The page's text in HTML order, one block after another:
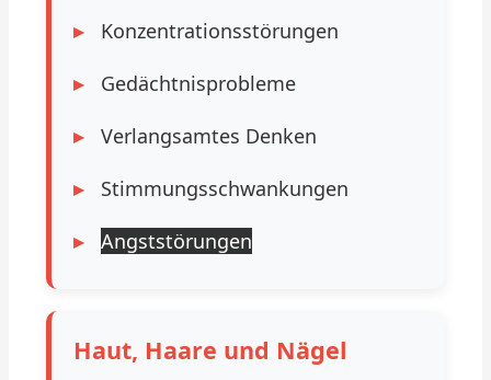
Konzentrationsstörungen
Gedächtnisprobleme
Verlangsamtes Denken
Stimmungsschwankungen
Angststörungen
Haut, Haare und Nägel